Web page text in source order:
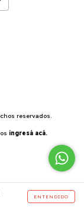
ENTENDIDO
reservados.
ingresá acá.